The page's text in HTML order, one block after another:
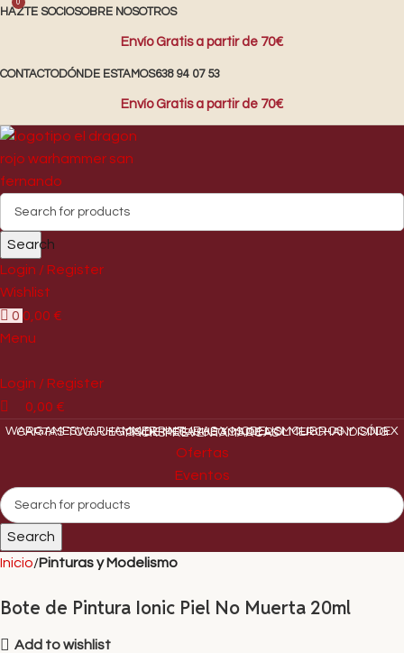
HAZTE SOCIOSOBRE NOSOTROS
Envío Gratis a partir de 70€
CONTACTODÓNDE ESTAMOS638 94 07 53
Envío Gratis a partir de 70€
Search
Login / Register
Wishlist
0 0,00 €
Menu
Login / Register
0
0,00 €
WARGAMESWARHAMMERPINTURAS Y MODELISMOLIBROS Y CÓDEX
CARTAS TCGJUEGOS DE MESAJUEGOS DE ROLMERCHANDISING
PACKSPREVENTAMARCAS
Ofertas
Eventos
Search
Inicio Pinturas y Modelismo
Bote de Pintura Ionic Piel No Muerta 20ml
Add to wishlist